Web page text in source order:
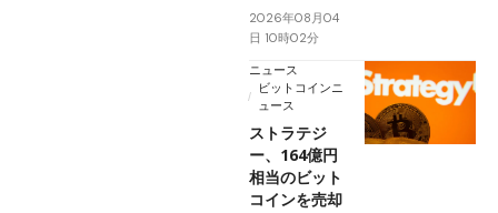
2026年08月04
日 10時02分
ニュース
ビットコインニ
ュース
ストラテジ
ー、164億円
相当のビット
コインを売却